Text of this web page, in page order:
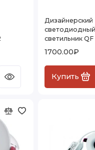
точечные
с цоколем GX53
Дизайнерский
светодиодный
светильник QF
1700.00₽
Купить